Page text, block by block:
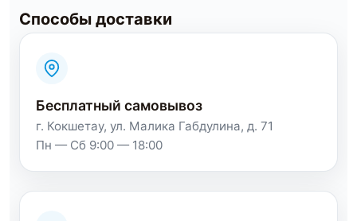
Способы доставки
Бесплатный самовывоз
г. Кокшетау, ул. Малика Габдулина, д. 71
Пн — Сб 9:00 — 18:00